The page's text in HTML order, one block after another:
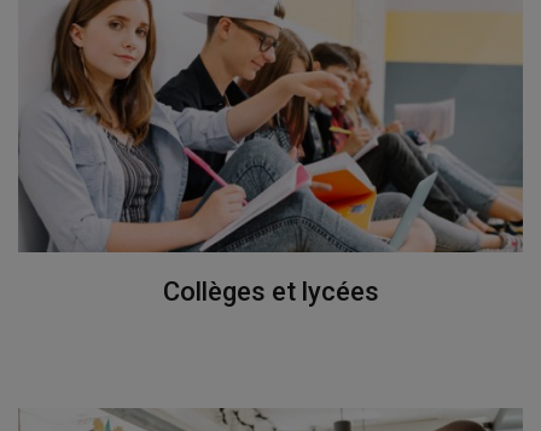
Collèges et lycées